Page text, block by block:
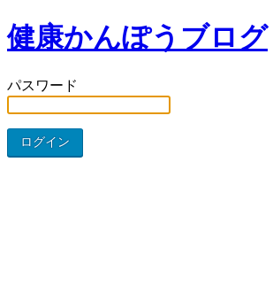
健康かんぽうブログ
パスワード